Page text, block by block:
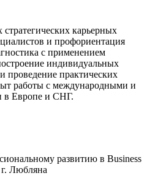
карьерных
и профориентация
с применением
индивидуальных
проведение практических
работы с международными и
в Европе и СНГ.
развитию в Business
Любляна